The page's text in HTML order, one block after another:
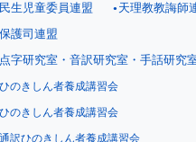
生児童委員連盟 天理教教誨師
護司連盟
字研究室・音訳研究室・手話研究
のきしん者養成講習会
のきしん者養成講習会
訳ひのきしん者養成講習会